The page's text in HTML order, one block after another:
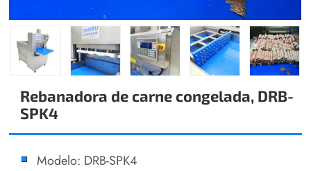
Rebanadora de carne congelada, DRB-
SPK4
Modelo: DRB-SPK4